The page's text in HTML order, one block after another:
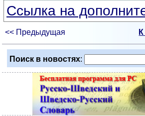
Ссылка на
<< Предыдущая
Поиск в новостях: